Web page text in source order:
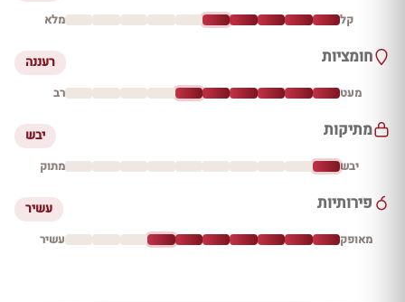
קל מלא
חומציות רעננה
מעט רב
מתיקות יבש
יבש מתוק
פירותיות עשיר
מאופק עשיר